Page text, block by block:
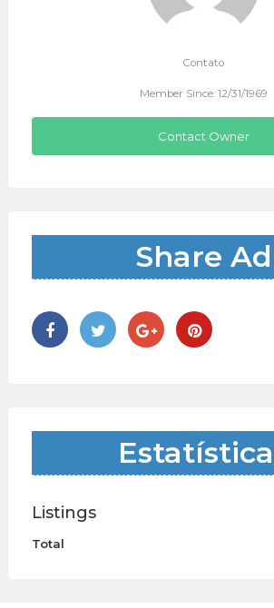
Contato
Member Since: 12/31/1969
Contact Owner
Share Ad
Listings
Total